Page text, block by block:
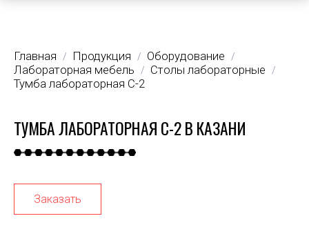
Главная / Продукция / Оборудование /
Лабораторная мебель / Столы лабораторные /
Тумба лабораторная С-2
ТУМБА ЛАБОРАТОРНАЯ С-2 В КАЗАНИ
Заказать